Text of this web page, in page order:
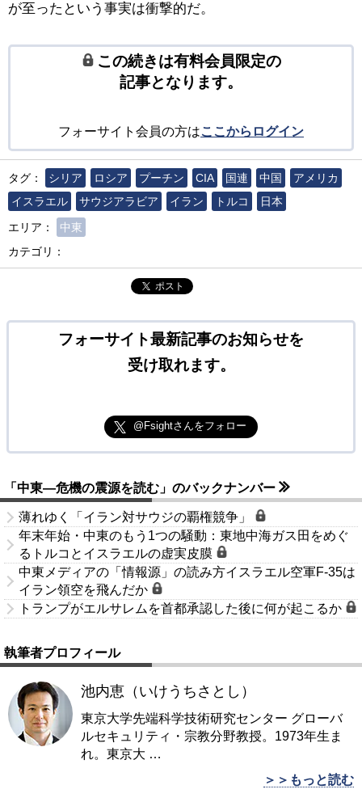
が至ったという事実は衝撃的だ。
この続きは有料会員限定の
記事となります。
フォーサイト会員の方はここからログイン
タグ： シリア ロシア プーチン CIA 国連 中国
アメリカ
イスラエル
サウジアラビア イラン トルコ
日本
エリア：
中東
カテゴリ：
ポスト
フォーサイト最新記事のお知らせを
受け取れます。
@Fsightさんをフォロー
「中東―危機の震源を読む」のバックナンバー
薄れゆく「イラン対サウジの覇権競争」
年末年始・中東のもう1つの騒動：東地中海ガス田をめぐ
るトルコとイスラエルの虚実皮膜
中東メディアの「情報源」の読み方イスラエル空軍F-35は
イラン領空を飛んだか
トランプがエルサレムを首都承認した後に何が起こるか
執筆者プロフィール
池内恵（いけうちさとし）
東京大学先端科学技術研究センター グローバ
ルセキュリティ・宗教分野教授。1973年生ま
れ。東京大 …
＞＞もっと読む